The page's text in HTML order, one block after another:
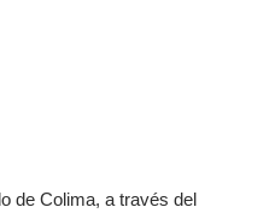
de Colima, a través del